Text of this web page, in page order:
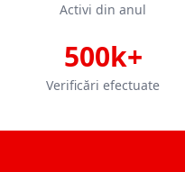
Activi din anul
500k+
Verificări efectuate